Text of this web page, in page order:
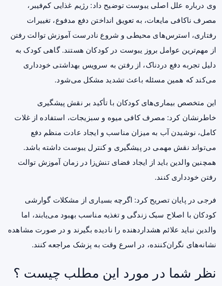
وی درباره علل اصلی یبوست توضیح داد: رژیم غذایی کم‌فیبر،
مصرف ناکافی مایعات، به تعویق انداختن دفع مدفوع، تغییرات
رفتاری، استرس‌های محیطی و شروع نادرست آموزش توالت رفتن
از مهم‌ترین عوامل بروز یبوست در کودکان هستند. گاهی کودک به
دلیل تجربه دفع دردناک، از رفتن به سرویس بهداشتی خودداری
می‌کند که همین مسئله باعث تشدید مشکل می‌شود.
این متخصص بیماری‌های کودکان با تأکید بر نقش پیشگیری
خاطرنشان کرد: مصرف کافی میوه و سبزیجات، استفاده از غلات
کامل، نوشیدن آب به میزان مناسب و ایجاد عادت منظم دفع
می‌تواند نقش مهمی در پیشگیری و کنترل یبوست داشته باشد.
همچنین والدین باید از ایجاد فضای تنش‌زا در زمان آموزش توالت
رفتن خودداری کنند.
فرجی در پایان تصریح کرد: اگرچه بسیاری از مشکلات گوارشی
کودکان با اصلاح سبک زندگی و تغذیه مناسب بهبود می‌یابند، اما
والدین نباید علائم هشداردهنده را نادیده بگیرند و در صورت مشاهده
نشانه‌های نگران‌کننده، در اسرع وقت به پزشک مراجعه کنند.
نظر شما در مورد این مطلب چیست ؟